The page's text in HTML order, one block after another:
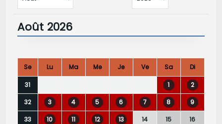
Août 2026
Se Lu Ma Me Je Ve Sa Di
31 1 2
32 3 4 5 6 7 8 9
33 10 11 12 13 14 15 16